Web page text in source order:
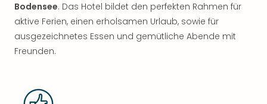
Bodensee. Das Hotel bildet den perfekten Rahmen für
aktive Ferien, einen erholsamen Urlaub, sowie für
ausgezeichnetes Essen und gemütliche Abende mit
Freunden.